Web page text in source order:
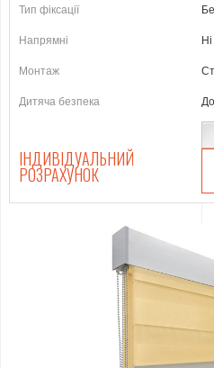
Тип фіксації
Напрямні Ні
Монтаж
Дитяча безпека
ІНДИВІДУАЛЬНИЙ
РОЗРАХУНОК